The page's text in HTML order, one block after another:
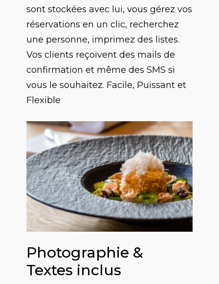
sont stockées avec lui, vous gérez vos
réservations en un clic, recherchez
une personne, imprimez des listes.
Vos clients reçoivent des mails de
confirmation et même des SMS si
vous le souhaitez. Facile, Puissant et
Flexible
Photographie &
Textes inclus